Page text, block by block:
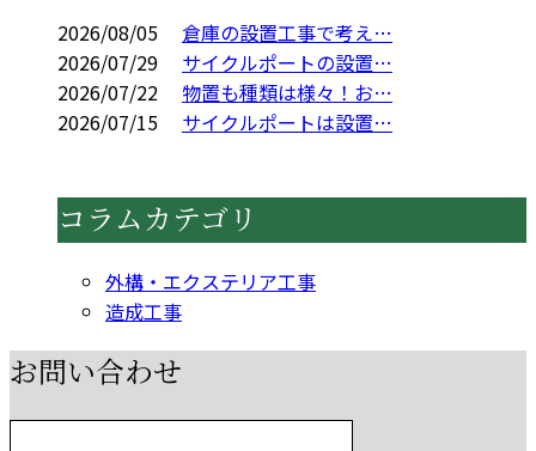
2026/08/05
倉庫の設置工事で考え…
2026/07/29
サイクルポートの設置…
2026/07/22
物置も種類は様々！お…
2026/07/15
サイクルポートは設置…
コラムカテゴリ
外構・エクステリア工事
造成工事
お問い合わせ